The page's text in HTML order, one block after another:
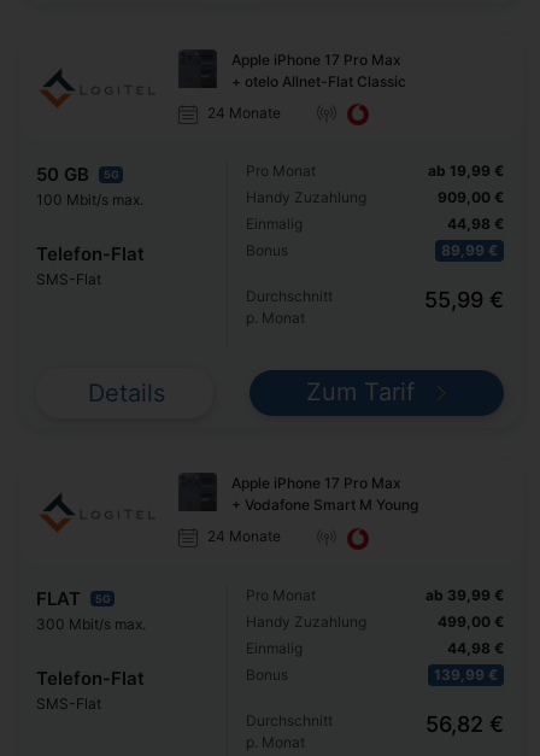
Apple iPhone 17 Pro Max
+ otelo Allnet-Flat Classic
24 Monate
50 GB 5G
100 Mbit/s max.
Telefon-Flat
SMS-Flat
Pro Monat
Handy Zuzahlung
Einmalig
Bonus
ab 19,99 €
909,00 €
44,98 €
89,99 €
Durchschnitt
p. Monat
55,99 €
Details Zum Tarif
Apple iPhone 17 Pro Max
+ Vodafone Smart M Young
24 Monate
FLAT 5G
300 Mbit/s max.
Telefon-Flat
SMS-Flat
Pro Monat
Handy Zuzahlung
Einmalig
Bonus
ab 39,99 €
499,00 €
44,98 €
139,99 €
Durchschnitt
p. Monat
56,82 €